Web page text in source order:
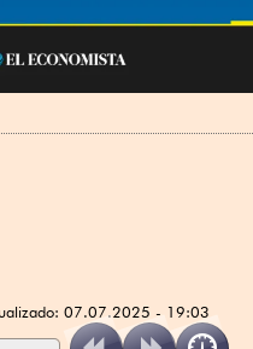
07.07.2025 - 19:03